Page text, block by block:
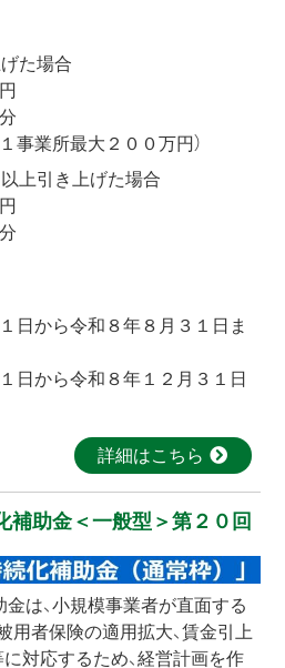
た場合
事業所最大２００万円）
上引き上げた場合
日から令和８年８月３１日ま
日から令和８年１２月３１日
詳細はこちら
補助金＜一般型＞第２０回
は、小規模事業者が直面する
用者保険の適用拡大、賃金引上
対応するため、経営計画を作